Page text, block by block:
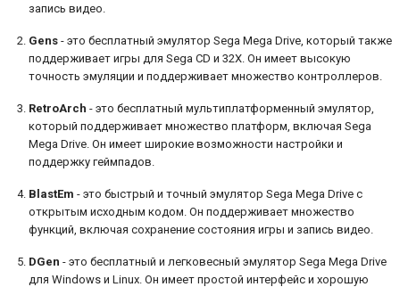
запись видео.
Gens - это бесплатный эмулятор Sega Mega Drive, который также
поддерживает игры для Sega CD и 32X. Он имеет высокую
точность эмуляции и поддерживает множество контроллеров.
RetroArch - это бесплатный мультиплатформенный эмулятор,
который поддерживает множество платформ, включая Sega
Mega Drive. Он имеет широкие возможности настройки и
поддержку геймпадов.
BlastEm - это быстрый и точный эмулятор Sega Mega Drive с
открытым исходным кодом. Он поддерживает множество
функций, включая сохранение состояния игры и запись видео.
DGen - это бесплатный и легковесный эмулятор Sega Mega Drive
для Windows и Linux. Он имеет простой интерфейс и хорошую